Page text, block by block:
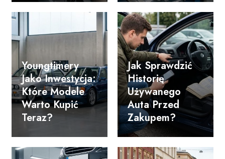
Youngtimery
Jako Inwestycja:
Które Modele
Warto Kupić
Teraz?
Jak Sprawdzić
Historię
Używanego
Auta Przed
Zakupem?